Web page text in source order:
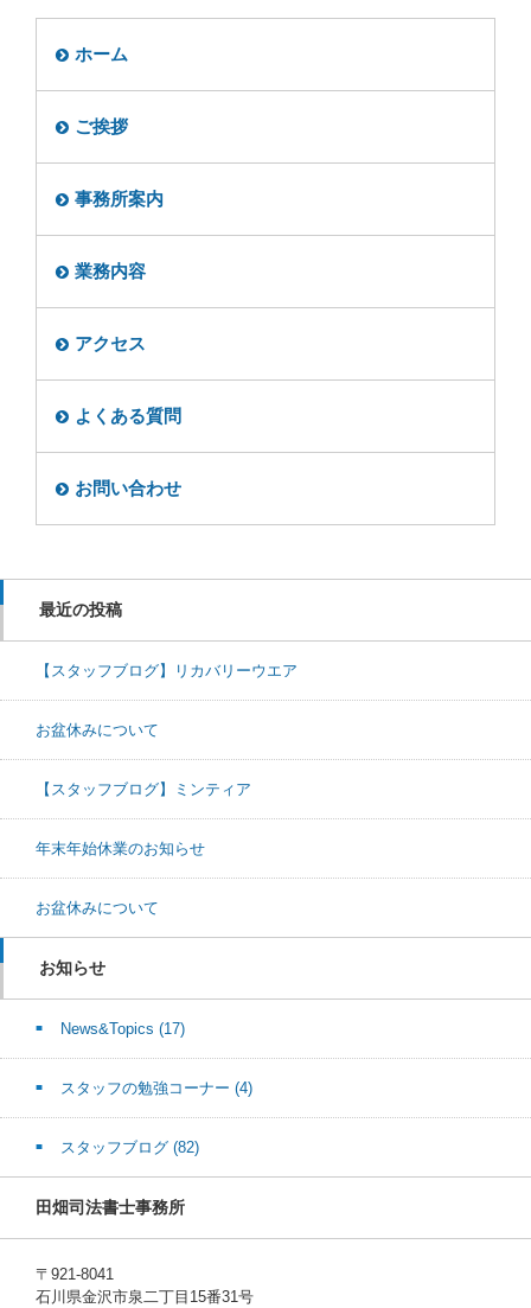
ホーム
ご挨拶
事務所案内
業務内容
アクセス
よくある質問
お問い合わせ
最近の投稿
【スタッフブログ】リカバリーウエア
お盆休みについて
【スタッフブログ】ミンティア
年末年始休業のお知らせ
お盆休みについて
お知らせ
News&Topics (17)
スタッフの勉強コーナー (4)
スタッフブログ (82)
田畑司法書士事務所
〒921-8041
石川県金沢市泉二丁目15番31号